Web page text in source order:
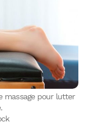
massage pour lutter